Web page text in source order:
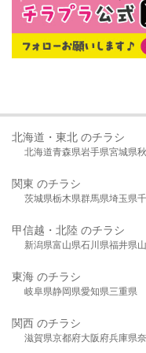
北海道・東北 のチラシ
北海道青森県岩手県宮城県
関東 のチラシ
茨城県栃木県群馬県埼玉県
甲信越・北陸 のチラシ
新潟県富山県石川県福井県
東海 のチラシ
岐阜県静岡県愛知県三重県
関西 のチラシ
滋賀県京都府大阪府兵庫県